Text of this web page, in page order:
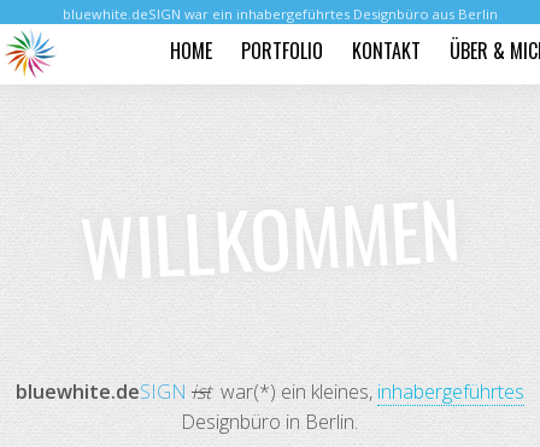
bluewhite.deSIGN war ein inhabergeführtes Designbüro aus Berlin
HOME PORTFOLIO KONTAKT ÜBER &
WILLKOMMEN
bluewhite.deSIGN istwar(*) ein kleines, inhabergeführtes
Designbüro in Berlin.